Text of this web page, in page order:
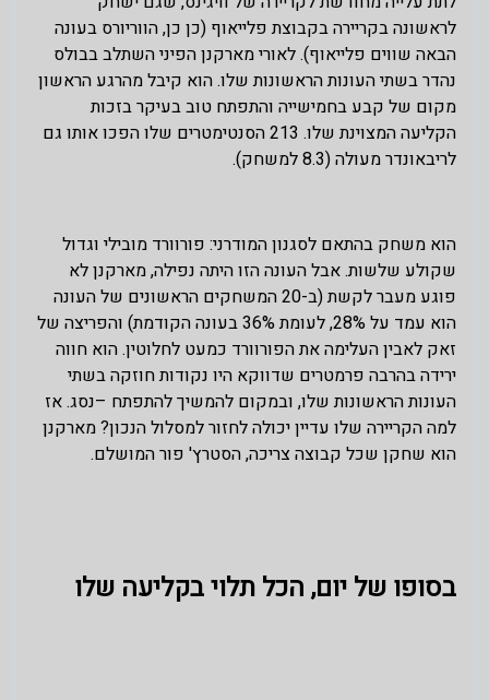
לראשונה בקריירה בקבוצת פלייאוף (כן כן, הווריורס בעונה
הבאה שווים פלייאוף). לאורי מארקנן הפיני השתלב בבולס
נהדר בשתי העונות הראשונות שלו. הוא קיבל מהרגע הראשון
מקום של קבע בחמישייה והתפתח טוב בעיקר בזכות
הקליעה המצוינת שלו. 213 הסנטימטרים שלו הפכו אותו גם
לריבאונדר מעולה (8.3 למשחק).
הוא משחק בהתאם לסגנון המודרני: פורוורד מובילי וגדול
שקולע שלשות. אבל העונה הזו היתה נפילה, מארקנן לא
פוגע מעבר לקשת (ב-20 המשחקים הראשונים של העונה
הוא עמד על 28%, לעומת 36% בעונה הקודמת) והפריצה של
זאק לאבין העלימה את הפורוורד כמעט לחלוטין. הוא חווה
ירידה בהרבה פרמטרים שדווקא היו נקודות חוזקה בשתי
העונות הראשונות שלו, ובמקום להמשיך להתפתח –נסג. אז
למה הקריירה שלו עדיין יכולה לחזור למסלול הנכון? מארקנן
הוא שחקן שכל קבוצה צריכה, הסטרץ' פור המושלם.
בסופו של יום, הכל תלוי בקליעה שלו